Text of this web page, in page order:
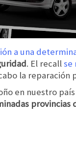
a una
. El recallse
la reparación
en nuestro
provincias